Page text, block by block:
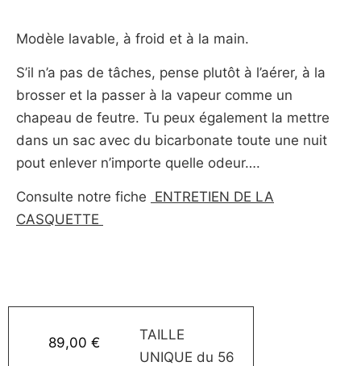
Modèle lavable, à froid et à la main.
S’il n’a pas de tâches, pense plutôt à l’aérer, à la
brosser et la passer à la vapeur comme un
chapeau de feutre. Tu peux également la mettre
dans un sac avec du bicarbonate toute une nuit
pout enlever n’importe quelle odeur….
Consulte notre fiche ENTRETIEN DE LA
CASQUETTE
89,00 €
TAILLE
UNIQUE du 56